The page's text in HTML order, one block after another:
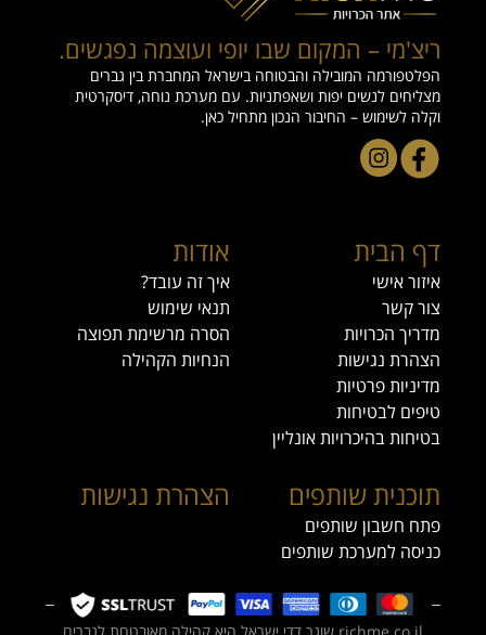
דף הבית
איזור אישי
צור קשר
מדריך הכרויות
הצהרת נגישות
מדיניות פרטיות
טיפים לבטיחות
בטיחות בהיכרויות אונליין
אודות
איך זה עובד?
תנאי שימוש
הסרה מרשימת תפוצה
הנחיות הקהילה
תוכנית שותפים
פתח חשבון שותפים
כניסה למערכת שותפים
הצהרת נגישות
ריצ'מי – המקום שבו יופי ועוצמה נפגשים.
הפלטפורמה המובילה והבטוחה בישראל המחברת בין גברים
מצליחים לנשים יפות ושאפתניות. עם מערכת נוחה, דיסקרטית
וקלה לשימוש – החיבור הנכון מתחיל כאן.